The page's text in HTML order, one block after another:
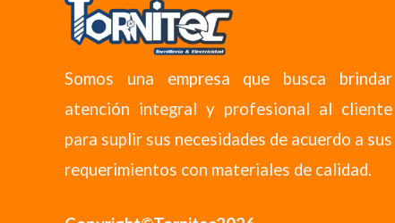
Somos una empresa que busca brindar
atención integral y profesional al cliente
para suplir sus necesidades de acuerdo a sus
requerimientos con materiales de calidad.